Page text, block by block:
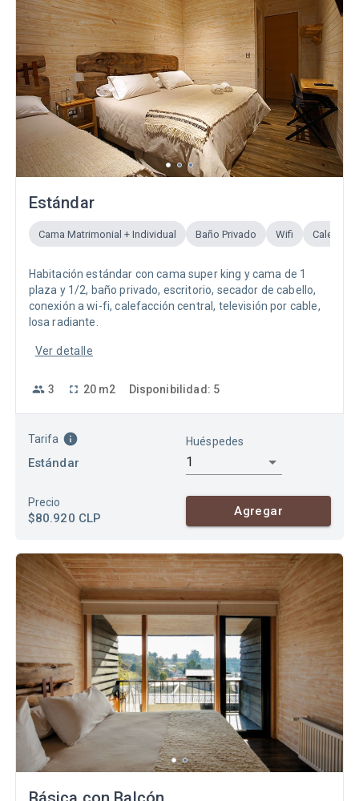
Estándar
Cama Matrimonial + Individual Baño Privado Wifi
Habitación estándar con cama super king y cama de 1
plaza y 1/2, baño privado, escritorio, secador de cabello,
conexión a wi-fi, calefacción central, televisión por cable,
losa radiante.
Ver detalle
3 20 m2 Disponibilidad : 5
Tarifa
Estándar
Huéspedes
1
Precio
$80.920 CLP
Agregar